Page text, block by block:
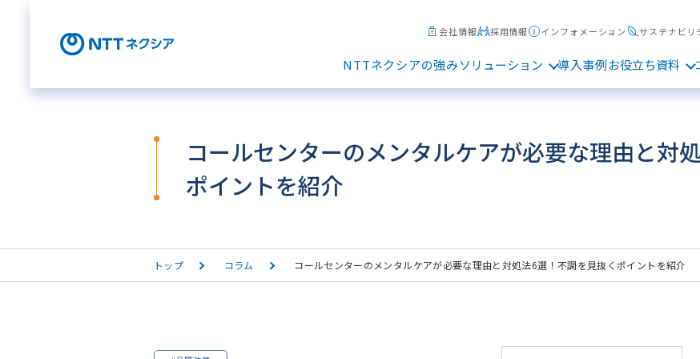
NTTネクシアの強みソリューション 導入事例お役立ち資料
会社情報 採用情報 インフォメーション サステナビリ
コールセンターのメンタルケアが必要な理由と対
ポイントを紹介
トップ コラム コールセンターのメンタルケアが必要な理由と対処法6選！不調を見抜くポイントを紹介